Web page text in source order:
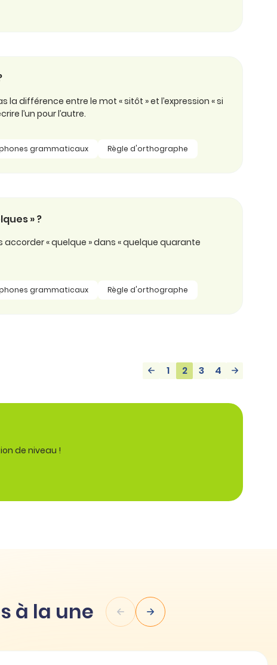
la différence entre le mot « sitôt » et l’expression « si
l’un pour l’autre.
grammaticaux Règle d'orthographe
» ?
accorder « quelque » dans « quelque quarante
grammaticaux Règle d'orthographe
1 2 3 4
de niveau !
à la une